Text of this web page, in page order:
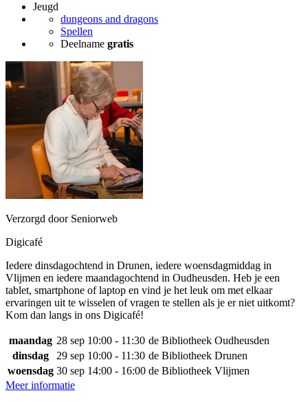
Jeugd
dungeons and dragons
Spellen
Deelname gratis
Verzorgd door Seniorweb
Digicafé
Iedere dinsdagochtend in Drunen, iedere woensdagmiddag in
Vlijmen en iedere maandagochtend in Oudheusden. Heb je een
tablet, smartphone of laptop en vind je het leuk om met elkaar
ervaringen uit te wisselen of vragen te stellen als je er niet uitkomt?
Kom dan langs in ons Digicafé!
maandag 28 sep 10:00 - 11:30 de Bibliotheek Oudheusden
dinsdag
29 sep 10:00 - 11:30 de Bibliotheek Drunen
woensdag 30 sep 14:00 - 16:00 de Bibliotheek Vlijmen
Meer informatie